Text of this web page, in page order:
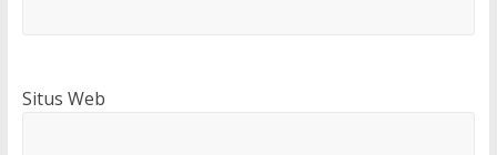
Situs Web